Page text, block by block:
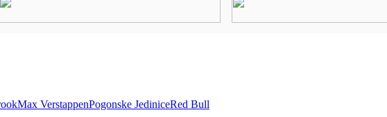
Max VerstappenPogonske JediniceRed Bull